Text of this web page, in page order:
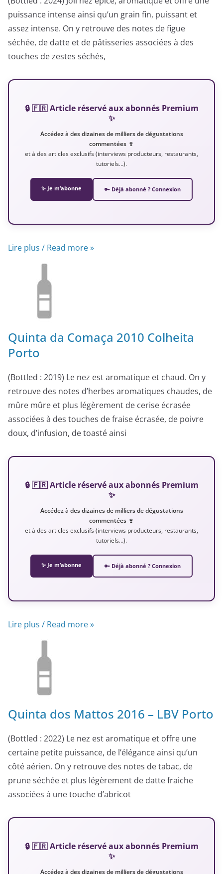
puissance intense ainsi qu’un grain fin, puissant et
assez intense. On y retrouve des notes de figue
séchée, de datte et de pâtisseries associées à des
touches de zestes séchés,
🔒 🇫🇷 Article réservé aux abonnés Premium
✨
Accédez à des dizaines de milliers de dégustations
commentées 🍷
et à des articles exclusifs (interviews producteurs, restaurants,
tutoriels…).
✨ Je m’abonne 🔑 Déjà abonné ? Connexion
Lire plus / Read more »
Quinta da Comaça 2010 Colheita
Porto
(Bottled : 2019) Le nez est aromatique et chaud. On y
retrouve des notes d’herbes aromatiques chaudes, de
mûre mûre et plus légèrement de cerise écrasée
associées à des touches de fraise écrasée, de poivre
doux, d’infusion, de toasté ainsi
🔒 🇫🇷 Article réservé aux abonnés Premium
✨
Accédez à des dizaines de milliers de dégustations
commentées 🍷
et à des articles exclusifs (interviews producteurs, restaurants,
tutoriels…).
✨ Je m’abonne 🔑 Déjà abonné ? Connexion
Lire plus / Read more »
Quinta dos Mattos 2016 – LBV Porto
(Bottled : 2022) Le nez est aromatique et offre une
certaine petite puissance, de l’élégance ainsi qu’un
côté aérien. On y retrouve des notes de tabac, de
prune séchée et plus légèrement de datte fraiche
associées à une touche d’abricot
🔒 🇫🇷 Article réservé aux abonnés Premium
✨
Accédez à des dizaines de milliers de dégustations